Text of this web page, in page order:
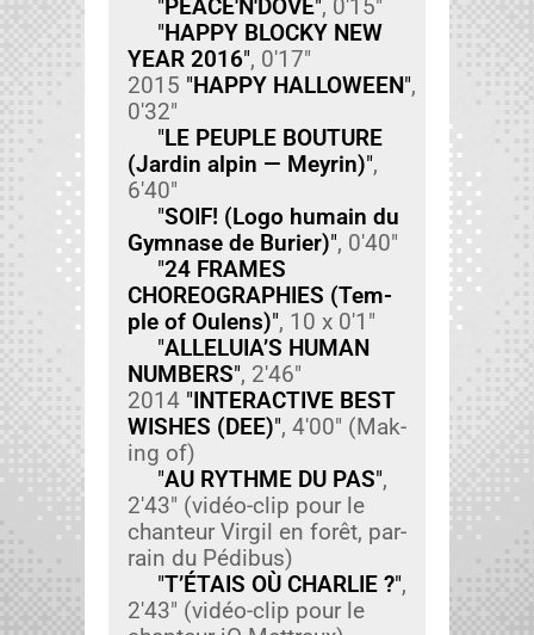
"PEACE'N'DOVE", 0'15"
"HAPPY BLOCKY NEW
YEAR 2016", 0'17"
2015 "HAPPY HALLOWEEN",
0'32"
"LE PEUPLE BOUTURE
(Jardin alpin — Meyrin)",
6'40"
"SOIF! (Logo humain du
Gym­nase de Buri­er)", 0'40"
"24 FRAMES
CHOREOGRAPHIES (Tem­
ple of Oulens)", 10 x 0'1"
"ALLELUIA’S HUMAN
NUMBERS", 2'46"
2014 " INTERACTIVE BEST
WISHES (DEE)", 4'00" (Mak­
ing of)
"AU RYTHME DU PAS",
2'43" (vidéo-clip pour le
chanteur Vir­gil en forêt, par­
rain du Pédibus)
"T’ÉTAIS OÙ CHARLIE ?",
2'43" (vidéo-clip pour le